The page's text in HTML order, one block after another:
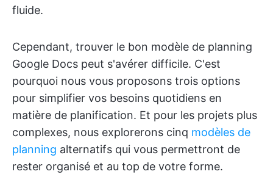
fluide.
Cependant, trouver le bon modèle de planning
Google Docs peut s'avérer difficile. C'est
pourquoi nous vous proposons trois options
pour simplifier vos besoins quotidiens en
matière de planification. Et pour les projets plus
complexes, nous explorerons cinq modèles de
planning alternatifs qui vous permettront de
rester organisé et au top de votre forme.